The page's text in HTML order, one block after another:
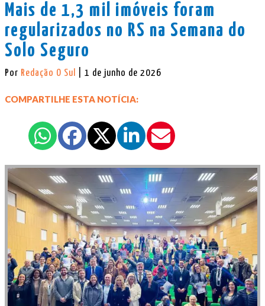
Mais de 1,3 mil imóveis foram
regularizados no RS na Semana do
Solo Seguro
Por Redação O Sul | 1 de junho de 2026
COMPARTILHE ESTA NOTÍCIA: